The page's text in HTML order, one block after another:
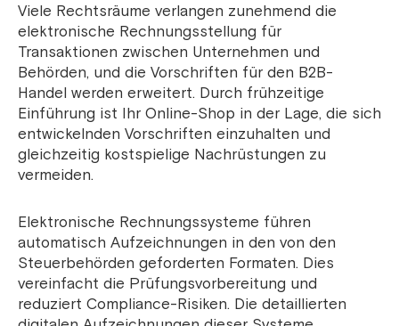
Viele Rechtsräume verlangen zunehmend die
elektronische Rechnungsstellung für
Transaktionen zwischen Unternehmen und
Behörden, und die Vorschriften für den B2B-
Handel werden erweitert. Durch frühzeitige
Einführung ist Ihr Online-Shop in der Lage, die sich
entwickelnden Vorschriften einzuhalten und
gleichzeitig kostspielige Nachrüstungen zu
vermeiden.
Elektronische Rechnungssysteme führen
automatisch Aufzeichnungen in den von den
Steuerbehörden geforderten Formaten. Dies
vereinfacht die Prüfungsvorbereitung und
reduziert Compliance-Risiken. Die detaillierten